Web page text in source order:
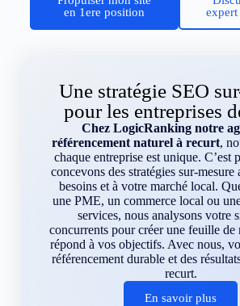
en 1ere position
Une stratégie SEO
pour les entreprises
Chez LogicRanking notre
référencement naturel à recurt,
chaque entreprise est unique. C’est
concevons des stratégies sur-mesure
besoins et à votre marché local.
une PME, un commerce local ou
services, nous analysons votre
concurrents pour créer une feuille de
répond à vos objectifs. Avec nous,
référencement durable et des
recurt.
En savoir plus